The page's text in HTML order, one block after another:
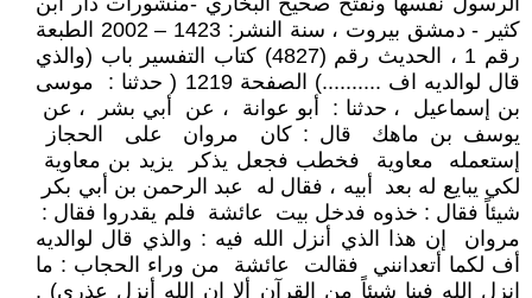
كثير - دمشق بيروت ، سنة النشر: 1423 – 2002 الطبعة
رقم 1 ، الحديث رقم (4827) كتاب التفسير باب (والذي
قال لوالديه اف ..........) الصفحة 1219 ( حدثنا : ‏ ‏موسى
بن إسماعيل ‏ ، حدثنا : ‏ ‏أبو عوانة ‏ ‏، عن ‏ ‏أبي بشر ‏ ‏، عن ‏
‏يوسف بن ماهك ‏ ‏قال : ‏كان ‏ ‏مروان ‏ ‏على ‏ ‏الحجاز ‏
‏إستعمله ‏ ‏معاوية ‏ ‏فخطب فجعل يذكر ‏ ‏يزيد بن معاوية ‏
‏لكي يبايع له بعد ‏ ‏أبيه ‏، ‏فقال له ‏ ‏عبد الرحمن بن أبي بكر ‏
‏شيئاً فقال : خذوه فدخل بيت ‏ ‏عائشة ‏ ‏فلم يقدروا فقال : ‏
‏مروان ‏ ‏إن هذا الذي أنزل الله فيه : ‏والذي قال لوالديه
أف لكما أتعدانني ‏ فقالت ‏ ‏عائشة ‏ ‏من وراء الحجاب ‏: ‏ما
إنزل الله فينا شيئاً من القرآن ألا إن الله أنزل عذري) .